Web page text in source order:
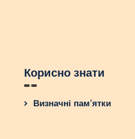
Корисно знати
Визначні пам’ятки